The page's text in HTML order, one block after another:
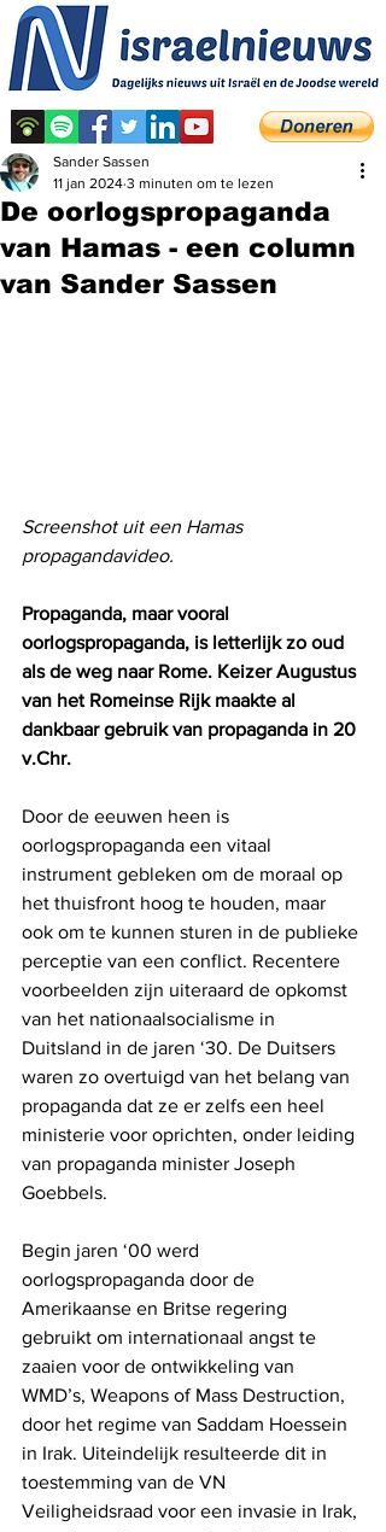
De oorlogspropaganda
van Hamas - een column
van Sander Sassen
Sander Sassen
11 jan 2024 3 minuten om te lezen
Screenshot uit een Hamas
propagandavideo.
Propaganda, maar vooral
oorlogspropaganda, is letterlijk zo oud
als de weg naar Rome. Keizer Augustus
van het Romeinse Rijk maakte al
dankbaar gebruik van propaganda in 20
v.Chr.
Door de eeuwen heen is
oorlogspropaganda een vitaal
instrument gebleken om de moraal op
het thuisfront hoog te houden, maar
ook om te kunnen sturen in de publieke
perceptie van een conflict. Recentere
voorbeelden zijn uiteraard de opkomst
van het nationaalsocialisme in
Duitsland in de jaren ‘30. De Duitsers
waren zo overtuigd van het belang van
propaganda dat ze er zelfs een heel
ministerie voor oprichten, onder leiding
van propaganda minister Joseph
Goebbels.
Begin jaren ‘00 werd
oorlogspropaganda door de
Amerikaanse en Britse regering
gebruikt om internationaal angst te
zaaien voor de ontwikkeling van
WMD’s, Weapons of Mass Destruction,
door het regime van Saddam Hoessein
in Irak. Uiteindelijk resulteerde dit in
toestemming van de VN
Veiligheidsraad voor een invasie in Irak,